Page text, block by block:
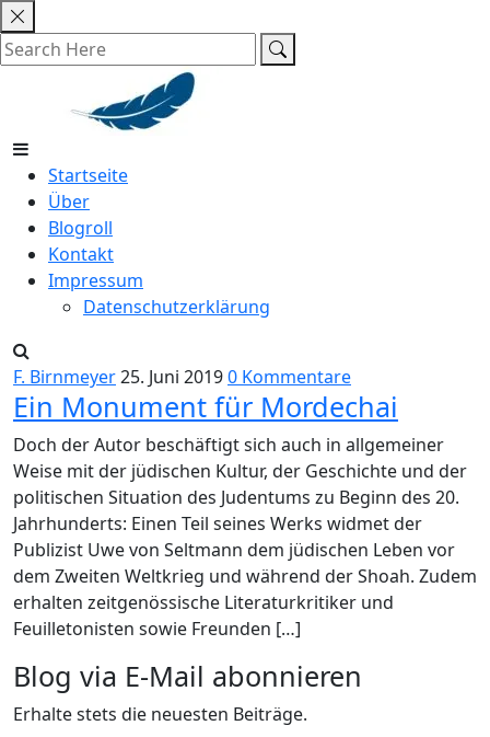
Skip
to
content
Startseite
Über
Blogroll
Kontakt
Impressum
Datenschutzerklärung
F. Birnmeyer25. Juni 20190 Kommentare
Ein Monument für Mordechai
Doch der Autor beschäftigt sich auch in allgemeiner
Weise mit der jüdischen Kultur, der Geschichte und der
politischen Situation des Judentums zu Beginn des 20.
Jahrhunderts: Einen Teil seines Werks widmet der
Publizist Uwe von Seltmann dem jüdischen Leben vor
dem Zweiten Weltkrieg und während der Shoah. Zudem
erhalten zeitgenössische Literaturkritiker und
Feuilletonisten sowie Freunden […]
Blog via E-Mail abonnieren
Erhalte stets die neuesten Beiträge.